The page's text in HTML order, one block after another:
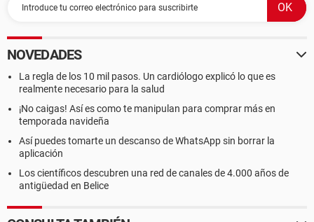
NOVEDADES
La regla de los 10 mil pasos. Un cardiólogo explicó lo que es
realmente necesario para la salud
¡No caigas! Así es como te manipulan para comprar más en
temporada navideña
Así puedes tomarte un descanso de WhatsApp sin borrar la
aplicación
Los científicos descubren una red de canales de 4.000 años de
antigüedad en Belice